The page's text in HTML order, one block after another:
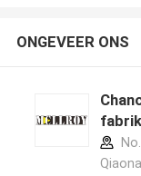
ONGEVEER ONS